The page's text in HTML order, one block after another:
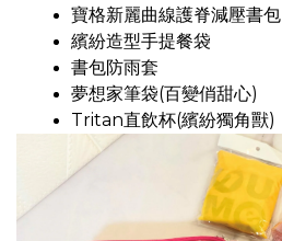
寶格新麗曲線護脊減壓書包
繽紛造型手提餐袋
書包防雨套
夢想家筆袋(百變俏甜心)
Tritan直飲杯(繽紛獨角獸)